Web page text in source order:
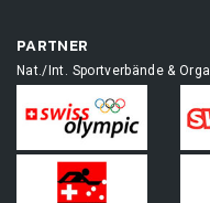
PARTNER
Nat./Int. Sportverbände &